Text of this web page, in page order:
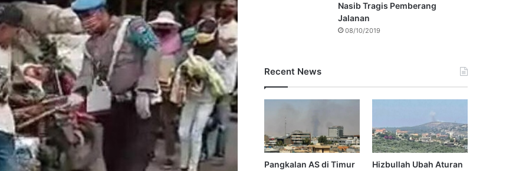
Nasib Tragis Pemberang
Jalanan
08/10/2019
Recent News
Pangkalan AS di Timur
Hizbullah Ubah Aturan